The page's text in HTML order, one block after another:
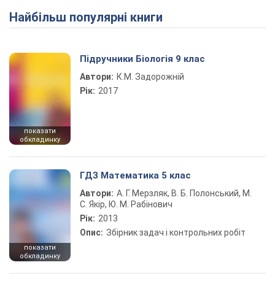
Найбільш популярні книги
показати
обкладинку
Підручники Біологія 9 клас
Автори: К.М. Задорожній
Рік: 2017
показати
обкладинку
ГДЗ Математика 5 клас
Автори: А. Г. Мерзляк, В. Б. Полонський, М.
С. Якір, Ю. М. Рабінович
Рік: 2013
Опис: Збірник задач і контрольних робіт